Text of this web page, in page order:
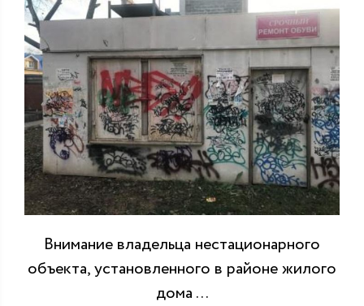
Внимание владельца нестационарного
объекта, установленного в районе жилого
дома ...